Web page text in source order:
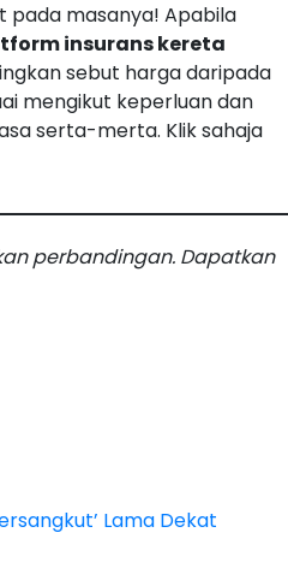
pada masanya! Apabila
insurans kereta
sebut harga daripada
mengikut keperluan dan
serta-merta. Klik sahaja
perbandingan. Dapatkan
Lama Dekat